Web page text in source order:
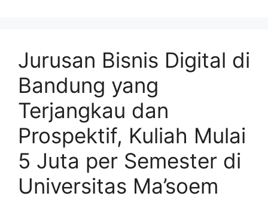
Jurusan Bisnis Digital di
Bandung yang
Terjangkau dan
Prospektif, Kuliah Mulai
5 Juta per Semester di
Universitas Ma’soem